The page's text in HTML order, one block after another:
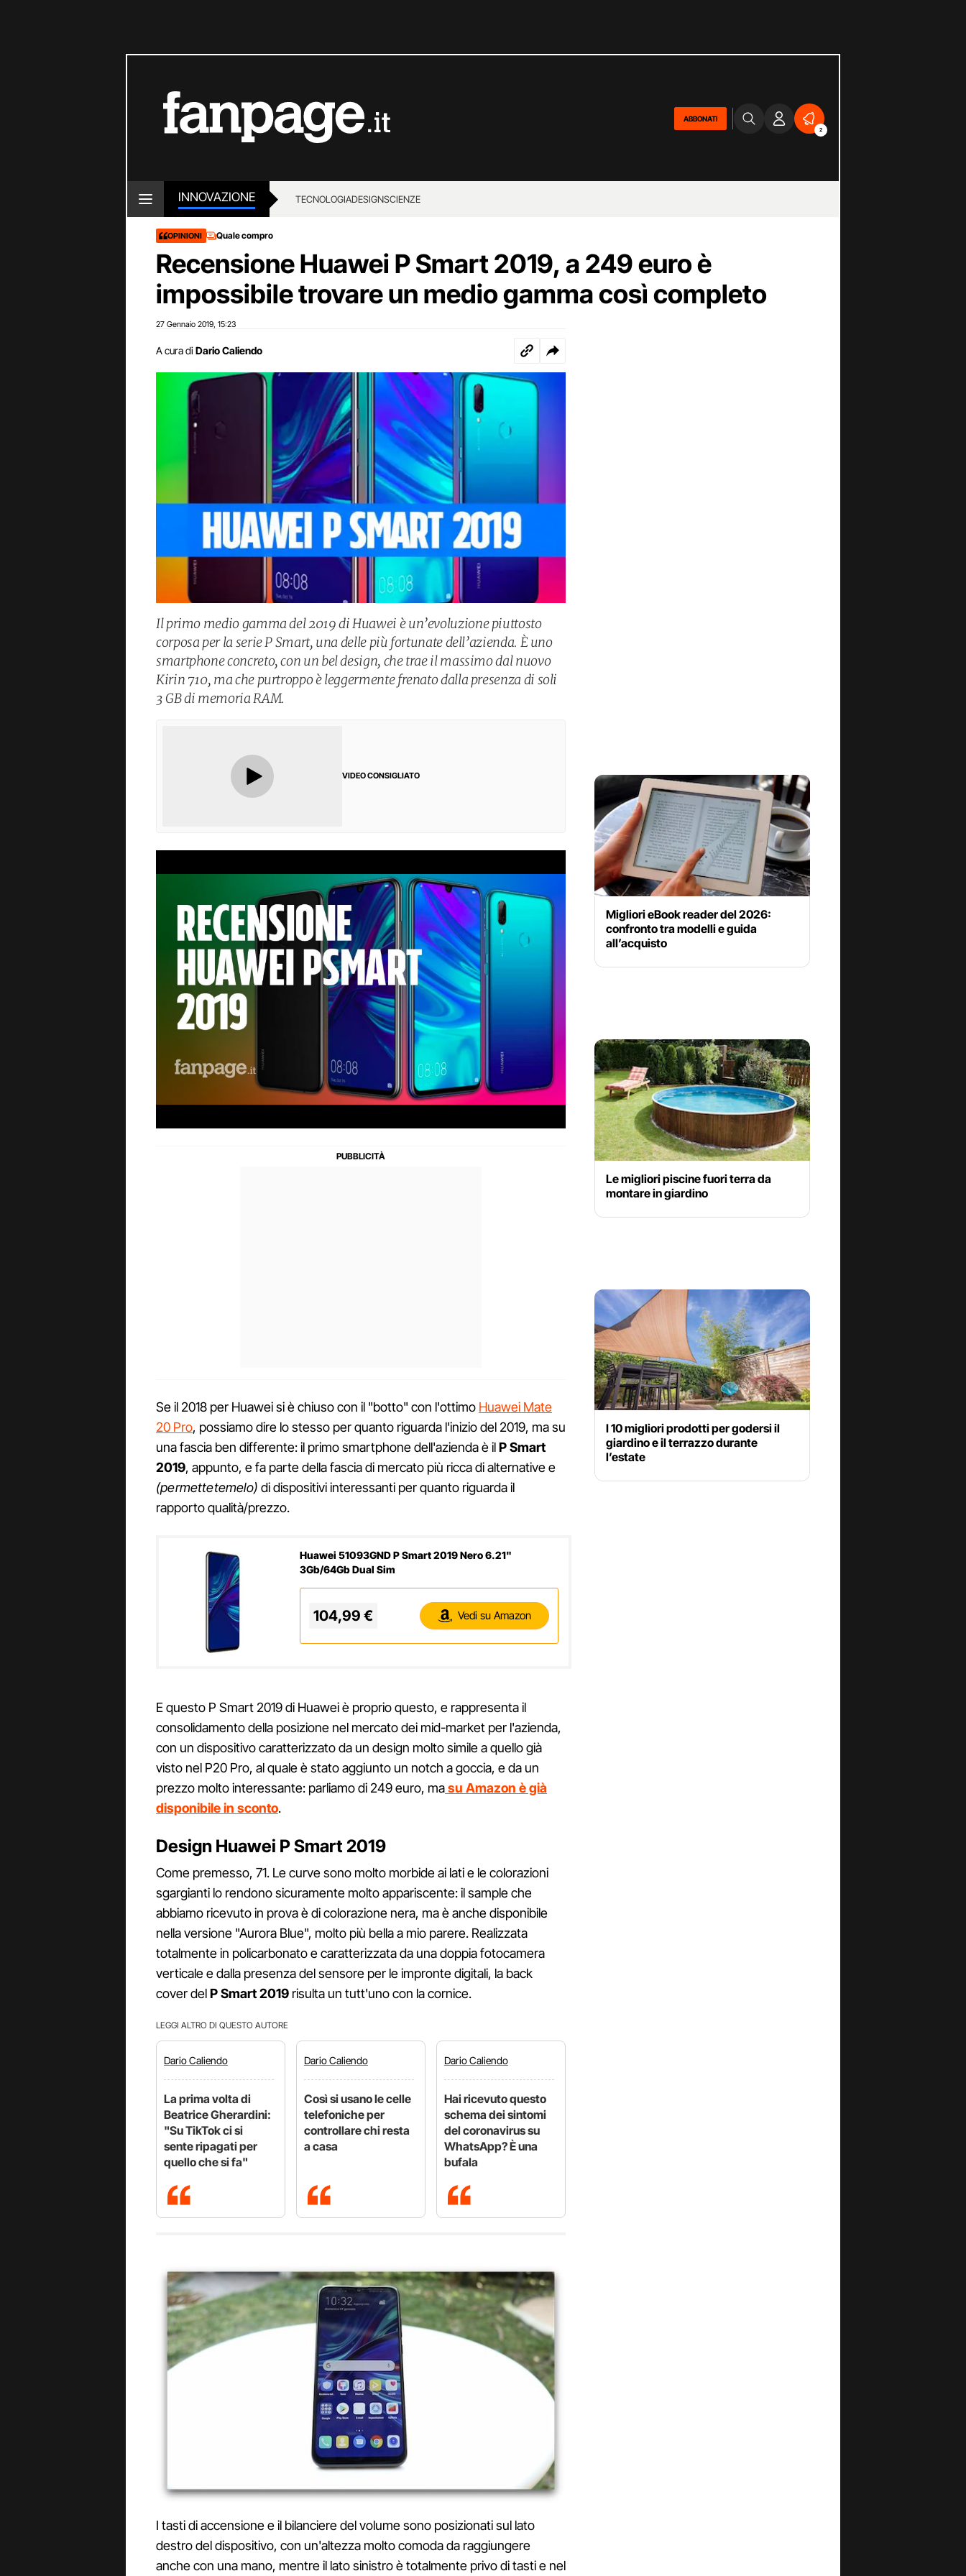
ABBONATI
2
INNOVAZIONE TECNOLOGIADESIGNSCIENZE
OPINIONI Quale compro
Recensione Huawei P Smart 2019, a 249 euro è
impossibile trovare un medio gamma così completo
27 Gennaio 2019 15:23
A cura di Dario Caliendo
Il primo medio gamma del 2019 di Huawei è un’evoluzione piuttosto
corposa per la serie P Smart, una delle più fortunate dell’azienda. È uno
smartphone concreto, con un bel design, che trae il massimo dal nuovo
Kirin 710, ma che purtroppo è leggermente frenato dalla presenza di soli
3 GB di memoria RAM.
VIDEO CONSIGLIATO
Se il 2018 per Huawei si è chiuso con il "botto" con l'ottimo Huawei Mate
20 Pro, possiamo dire lo stesso per quanto riguarda l'inizio del 2019, ma su
una fascia ben differente: il primo smartphone dell'azienda è ilP Smart
2019, appunto, e fa parte della fascia di mercato più ricca di alternative e
(permettetemelo) di dispositivi interessanti per quanto riguarda il
rapporto qualità/prezzo.
Huawei 51093GND P Smart 2019 Nero 6.21"
3Gb/64Gb Dual Sim
104,99 € Vedi su Amazon
E questo P Smart 2019 di Huawei è proprio questo, e rappresenta il
consolidamento della posizione nel mercato dei mid-market per l'azienda,
con un dispositivo caratterizzato da un design molto simile a quello già
visto nel P20 Pro, al quale è stato aggiunto un notch a goccia, e da un
prezzo molto interessante: parliamo di 249 euro, masu Amazon è già
disponibile in sconto.
Design Huawei P Smart 2019
Come premesso, 71. Le curve sono molto morbide ai lati e le colorazioni
sgargianti lo rendono sicuramente molto appariscente: il sample che
abbiamo ricevuto in prova è di colorazione nera, ma è anche disponibile
nella versione "Aurora Blue", molto più bella a mio parere. Realizzata
totalmente in policarbonato e caratterizzata da una doppia fotocamera
verticale e dalla presenza del sensore per le impronte digitali, la back
cover delP Smart 2019 risulta un tutt'uno con la cornice.
LEGGI ALTRO DI QUESTO AUTORE
DarioCaliendo
La prima volta di
Beatrice Gherardini:
"Su TikTok ci si
sente ripagati per
quello che si fa"
DarioCaliendo
Così si usano le celle
telefoniche per
controllare chi resta
a casa
DarioCaliendo
Hai ricevuto questo
schema dei sintomi
del coronavirus su
WhatsApp? È una
bufala
I tasti di accensione e il bilanciere del volume sono posizionati sul lato
destro del dispositivo, con un'altezza molto comoda da raggiungere
anche con una mano, mentre il lato sinistro è totalmente privo di tasti e nel
Migliori eBook reader del 2026:
confronto tra modelli e guida
all’acquisto
Le migliori piscine fuori terra da
montare in giardino
I 10 migliori prodotti per godersi il
giardino e il terrazzo durante
l’estate